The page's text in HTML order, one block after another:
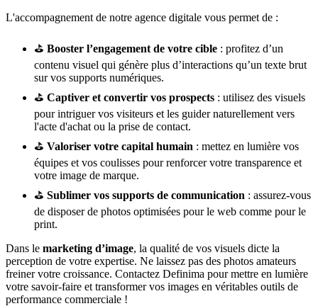
L'accompagnement de notre agence digitale vous permet de :
⛳ Booster l’engagement de votre cible : profitez d’un
contenu visuel qui génère plus d’interactions qu’un texte brut
sur vos supports numériques.
⛳ Captiver et convertir vos prospects : utilisez des visuels
pour intriguer vos visiteurs et les guider naturellement vers
l'acte d'achat ou la prise de contact.
⛳ Valoriser votre capital humain : mettez en lumière vos
équipes et vos coulisses pour renforcer votre transparence et
votre image de marque.
⛳ Sublimer vos supports de communication : assurez-vous
de disposer de photos optimisées pour le web comme pour le
print.
Dans le marketing d’image, la qualité de vos visuels dicte la
perception de votre expertise. Ne laissez pas des photos amateurs
freiner votre croissance. Contactez Definima pour mettre en lumière
votre savoir-faire et transformer vos images en véritables outils de
performance commerciale !